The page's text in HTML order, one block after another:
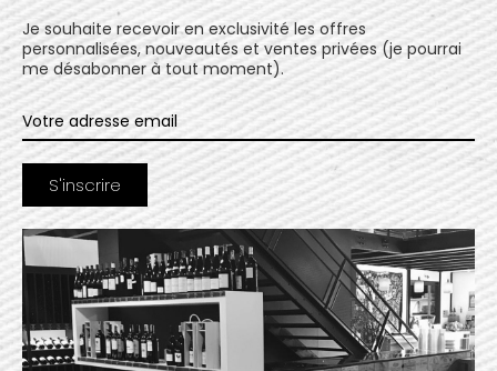
Je souhaite recevoir en exclusivité les offres
personnalisées, nouveautés et ventes privées (je pourrai
me désabonner à tout moment).